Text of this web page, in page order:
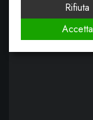
Rifiuta
Accetta